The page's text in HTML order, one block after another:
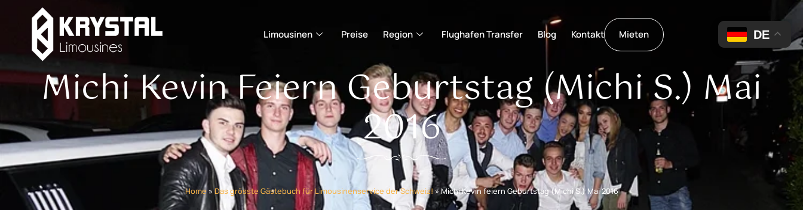
Limousinen Preise Region Flughafen Transfer Blog Kontakt Mieten
Michi Kevin Feiern Geburtstag (Michi S.) Mai
2016
Home»Das grösste Gästebuch für Limousinenservice der Schweiz!»Michi Kevin feiern Geburtstag (Michi S.) Mai 2016
DE